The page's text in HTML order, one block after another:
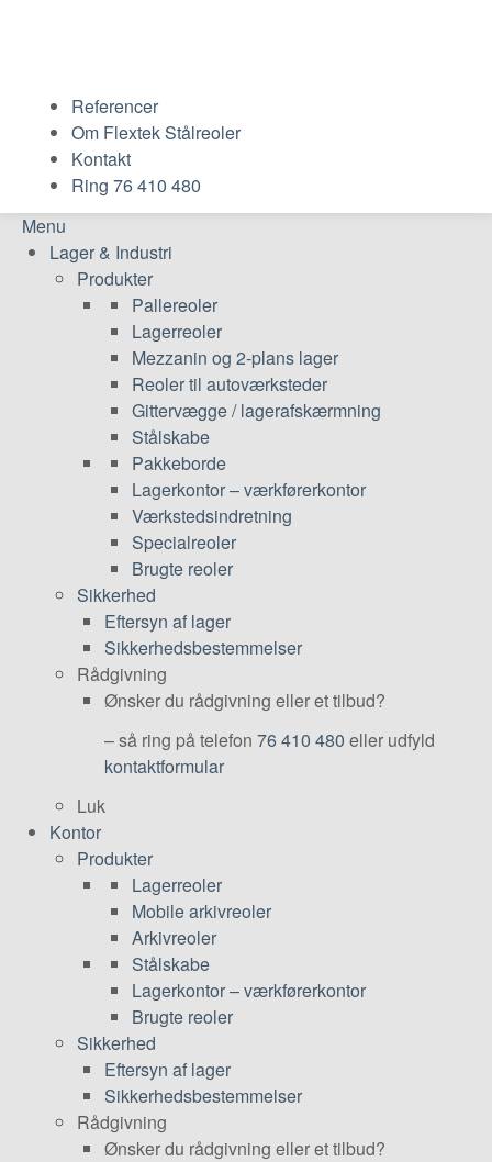
Referencer
Om Flextek Stålreoler
Kontakt
Ring 76 410 480
Menu
Lager & Industri
Produkter
Pallereoler
Lagerreoler
Mezzanin og 2-plans lager
Reoler til autoværksteder
Gittervægge / lagerafskærmning
Stålskabe
Pakkeborde
Lagerkontor – værkførerkontor
Værkstedsindretning
Specialreoler
Brugte reoler
Sikkerhed
Eftersyn af lager
Sikkerhedsbestemmelser
Rådgivning
Ønsker du rådgivning eller et tilbud?
– så ring på telefon 76 410 480 eller udfyld
kontaktformular
Luk
Kontor
Produkter
Lagerreoler
Mobile arkivreoler
Arkivreoler
Stålskabe
Lagerkontor – værkførerkontor
Brugte reoler
Sikkerhed
Eftersyn af lager
Sikkerhedsbestemmelser
Rådgivning
Ønsker du rådgivning eller et tilbud?